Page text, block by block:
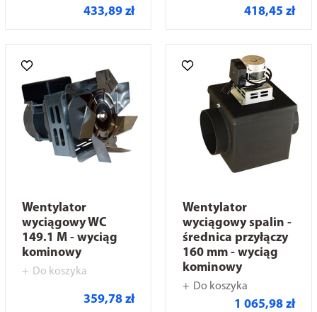
433,89 zł 418,45 zł
Wentylator
wyciągowy WC
149.1 M - wyciąg
kominowy
Do koszyka
359,78 zł
Wentylator
wyciągowy spalin -
średnica przyłączy
160 mm - wyciąg
kominowy
Do koszyka
1 065,98 zł